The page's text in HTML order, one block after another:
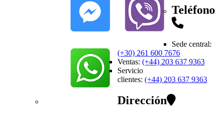
Teléfono
Sede central:
(+30) 261 600 7676
Ventas: (+44) 203 637 9363
Servicio
clientes: (+44) 203 637 9363
Dirección